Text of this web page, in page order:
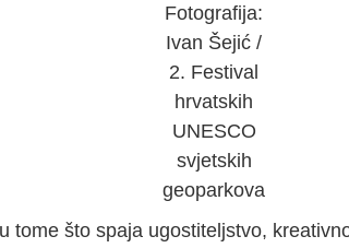
Fotografija:
Ivan Šejić /
2. Festival
hrvatskih
UNESCO
svjetskih
geoparkova
tome što spaja ugostiteljstvo,